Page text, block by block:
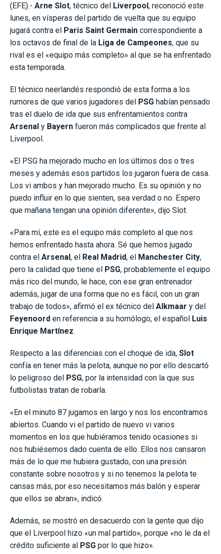
(EFE).- Arne Slot, técnico del Liverpool, reconoció este
lunes, en vísperas del partido de vuelta que su equipo
jugará contra el Paris Saint Germain correspondiente a
los octavos de final de la Liga de Campeones, que su
rival es el «equipo más completo» al que se ha enfrentado
esta temporada.
El técnico neerlandés respondió de esta forma a los
rumores de que varios jugadores del PSG habían pensado
tras el duelo de ida que sus enfrentamientos contra
Arsenal y Bayern fueron más complicados que frente al
Liverpool.
«El PSG ha mejorado mucho en los últimos dos o tres
meses y además esos partidos los jugaron fuera de casa.
Los vi ambos y han mejorado mucho. Es su opinión y no
puedo influir en lo que sienten, sea verdad o no. Espero
que mañana tengan una opinión diferente», dijo Slot.
«Para mí, este es el equipo más completo al que nos
hemos enfrentado hasta ahora. Sé que hemos jugado
contra el Arsenal, el Real Madrid, el Manchester City,
pero la calidad que tiene el PSG, probablemente el equipo
más rico del mundo, le hace, con ese gran entrenador
además, jugar de una forma que no es fácil, con un gran
trabajo de todos», afirmó el ex técnico del Alkmaar y del
Feyenoord en referencia a su homólogo, el español Luis
Enrique Martínez.
Respecto a las diferencias con el choque de ida, Slot
confía en tener más la pelota, aunque no por ello descartó
lo peligroso del PSG, por la intensidad con la que sus
futbolistas tratan de robarla.
«En el minuto 87 jugamos en largo y nos los encontramos
abiertos. Cuando vi el partido de nuevo vi varios
momentos en los que hubiéramos tenido ocasiones si
nos hubiésemos dado cuenta de ello. Ellos nos cansaron
más de lo que me hubiera gustado, con una presión
constante sobre nosotros y si no tenemos la pelota te
cansas más; por eso necesitamos más balón y esperar
que ellos se abran», indicó.
Además, se mostró en desacuerdo con la gente que dijo
que el Liverpool hizo «un mal partido», porque «no le da el
crédito suficiente al PSG por lo que hizo».